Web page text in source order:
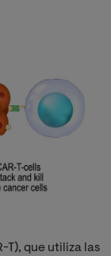
T), que utiliza las